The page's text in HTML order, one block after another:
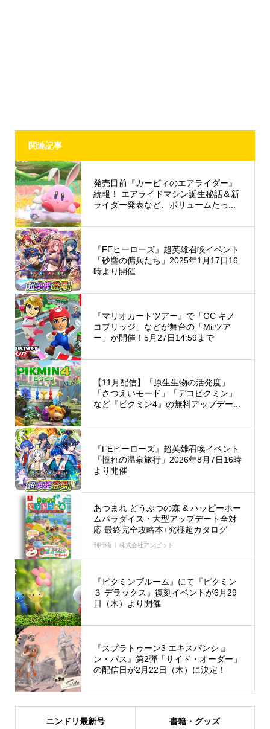
関連記事
発売目前『カービィのエアライダー』
続報！ エアライドマシン誕生秘話＆新
ライダー発表など、ボリュームたっ...
『FEヒーローズ』超英雄召喚イベント
「砂塵の傭兵たち」2025年1月17日16
時より開催
『マリオカートツアー』で「GC キノ
コブリッジ」などが舞台の「Miiツア
ー」が開催！5月27日14:59まで
【11月配信】「原生生物の活発度」
「さつえいモード」「デコピクミン」
など『ピクミン4』の無料アップデー...
『FEヒーローズ』超英雄召喚イベント
「憧れの温泉旅行」2026年8月7日16時
より開催
あつまれ どうぶつの森 & ハッピーホー
ムパラダイス・大型アップデート全対
応 最終完全攻略本+究極超カタログ
刊行物 株式会社アンビット
『ピクミンブルーム』にて『ピクミン
３ デラックス』復刻イベントが6月29
日（木）より開催
『スプラトゥーン3 エキスパンショ
ン・パス』第2弾「サイド・オーダー」
の配信日が2月22日（木）に決定！
ニンドリ最新号 書籍・グッズ